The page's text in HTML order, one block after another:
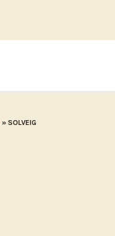
» SOLVEIG